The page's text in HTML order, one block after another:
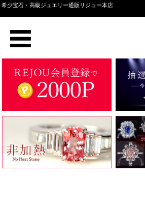
希少宝石・高級ジュエリー通販リジュー本店